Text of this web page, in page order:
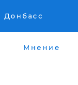
Донбасс
Мнение